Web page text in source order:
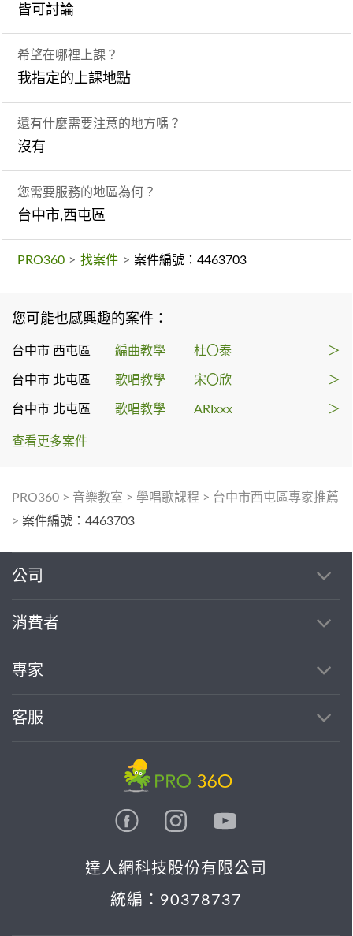
皆可討論
希望在哪裡上課？
我指定的上課地點
還有什麼需要注意的地方嗎？
沒有
您需要服務的地區為何？
台中市,西屯區
PRO360 > 找案件 > 案件編號：4463703
您可能也感興趣的案件：
台中市 西屯區 編曲教學 杜〇泰 ＞
台中市 北屯區 歌唱教學 宋〇欣 ＞
台中市 北屯區 歌唱教學 ARIxxx ＞
查看更多案件
PRO360 > 音樂教室 > 學唱歌課程 > 台中市西屯區專家推薦
> 案件編號：4463703
公司
消費者
專家
客服
達人網科技股份有限公司
統編：90378737